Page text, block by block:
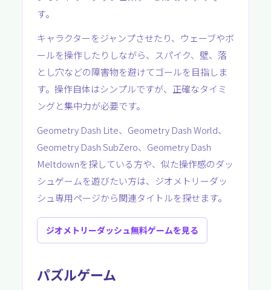
す。
キャラクターをジャンプさせたり、ウェーブやボ
ールを操作したりしながら、スパイク、壁、落
とし穴などの障害物を避けてゴールを目指しま
す。操作自体はシンプルですが、正確なタイミ
ングと集中力が必要です。
Geometry Dash Lite、Geometry Dash World、
Geometry Dash SubZero、Geometry Dash
Meltdownを探している方や、似た操作感のダッ
シュゲームを遊びたい方は、ジオメトリーダッ
シュ専用ページから関連タイトルを探せます。
ジオメトリーダッシュ無料ゲームを見る
パズルゲーム